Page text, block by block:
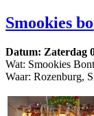
Smookies
Datum: Zaterdag
Wat: Smookies
Waar: Rozenburg,